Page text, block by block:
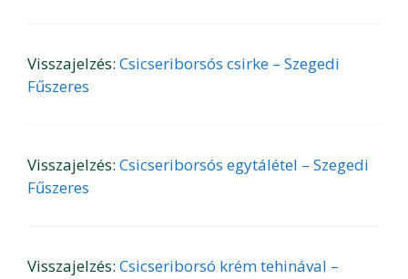
Visszajelzés: Csicseriborsós csirke – Szegedi
Fűszeres
Visszajelzés: Csicseriborsós egytálétel – Szegedi
Fűszeres
Visszajelzés: Csicseriborsó krém tehinával –